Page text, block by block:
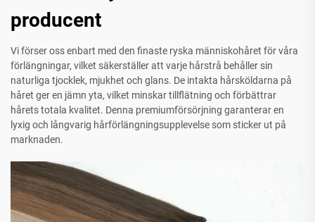
producent
Vi förser oss enbart med den finaste ryska människohåret för våra
förlängningar, vilket säkerställer att varje hårstrå behåller sin
naturliga tjocklek, mjukhet och glans. De intakta hårsköldarna på
håret ger en jämn yta, vilket minskar tillflätning och förbättrar
hårets totala kvalitet. Denna premiumförsörjning garanterar en
lyxig och långvarig hårförlängningsupplevelse som sticker ut på
marknaden.